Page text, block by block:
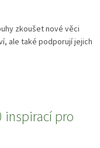
zkoušet nové věci
ale také podporují jejich
inspirací pro